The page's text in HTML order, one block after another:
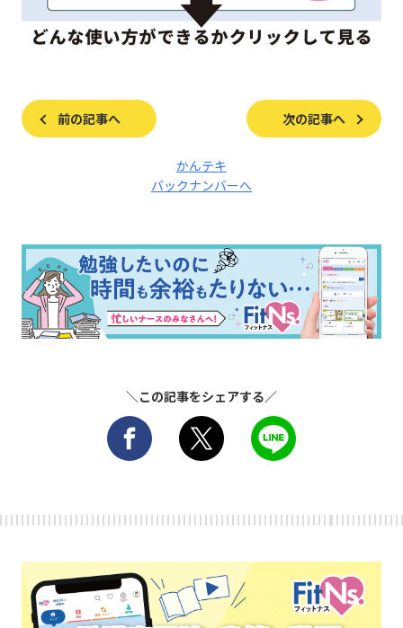
前の記事へ 次の記事へ
かんテキ
バックナンバーへ
＼この記事をシェアする／